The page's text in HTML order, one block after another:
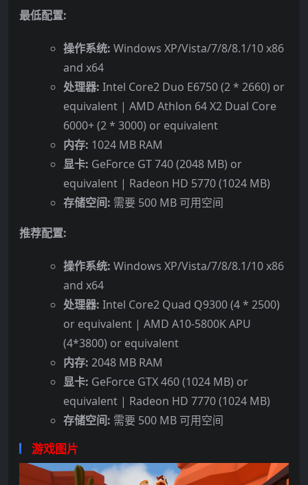
最低配置:
操作系统: Windows XP/Vista/7/8/8.1/10 x86
and x64
处理器: Intel Core2 Duo E6750 (2 * 2660) or
equivalent | AMD Athlon 64 X2 Dual Core
6000+ (2 * 3000) or equivalent
内存: 1024 MB RAM
显卡: GeForce GT 740 (2048 MB) or
equivalent | Radeon HD 5770 (1024 MB)
存储空间: 需要 500 MB 可用空间
推荐配置:
操作系统: Windows XP/Vista/7/8/8.1/10 x86
and x64
处理器: Intel Core2 Quad Q9300 (4 * 2500)
or equivalent | AMD A10-5800K APU
(4*3800) or equivalent
内存: 2048 MB RAM
显卡: GeForce GTX 460 (1024 MB) or
equivalent | Radeon HD 7770 (1024 MB)
存储空间: 需要 500 MB 可用空间
游戏图片